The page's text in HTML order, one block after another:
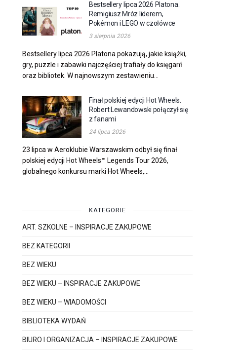
Bestsellery lipca 2026 Platona.
Remigiusz Mróz liderem,
Pokémon i LEGO w czołówce
3 sierpnia 2026
Bestsellery lipca 2026 Platona pokazują, jakie książki,
gry, puzzle i zabawki najczęściej trafiały do księgarń
oraz bibliotek. W najnowszym zestawieniu...
Finał polskiej edycji Hot Wheels.
Robert Lewandowski połączył się
z fanami
24 lipca 2026
23 lipca w Aeroklubie Warszawskim odbył się finał
polskiej edycji Hot Wheels™ Legends Tour 2026,
globalnego konkursu marki Hot Wheels,...
KATEGORIE
ART. SZKOLNE – INSPIRACJE ZAKUPOWE
BEZ KATEGORII
BEZ WIEKU
BEZ WIEKU – INSPIRACJE ZAKUPOWE
BEZ WIEKU – WIADOMOŚCI
BIBLIOTEKA WYDAŃ
BIURO I ORGANIZACJA – INSPIRACJE ZAKUPOWE